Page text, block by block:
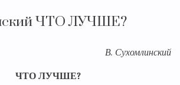
ЧТО ЛУЧШЕ?
В. Сухомлинский
ЧТО ЛУЧШЕ?